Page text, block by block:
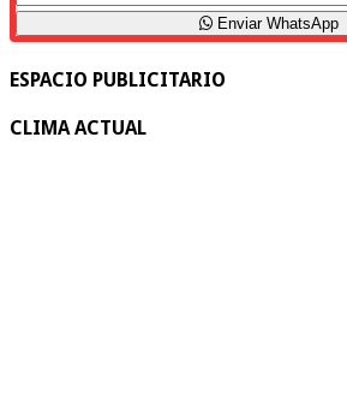
Enviar WhatsApp
ESPACIO PUBLICITARIO
CLIMA ACTUAL